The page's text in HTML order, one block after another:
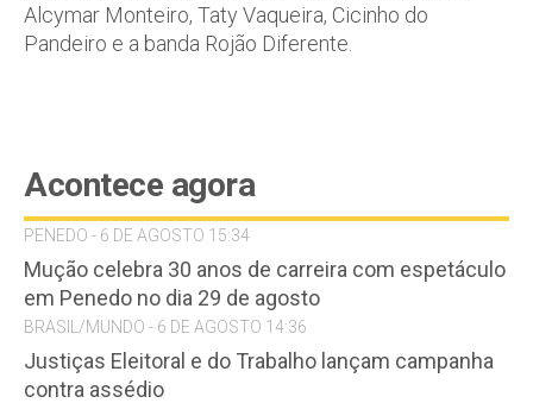
Alcymar Monteiro, Taty Vaqueira, Cicinho do
Pandeiro e a banda Rojão Diferente.
Acontece agora
PENEDO - 6 DE AGOSTO 15:34
Mução celebra 30 anos de carreira com espetáculo
em Penedo no dia 29 de agosto
BRASIL/MUNDO - 6 DE AGOSTO 14:36
Justiças Eleitoral e do Trabalho lançam campanha
contra assédio